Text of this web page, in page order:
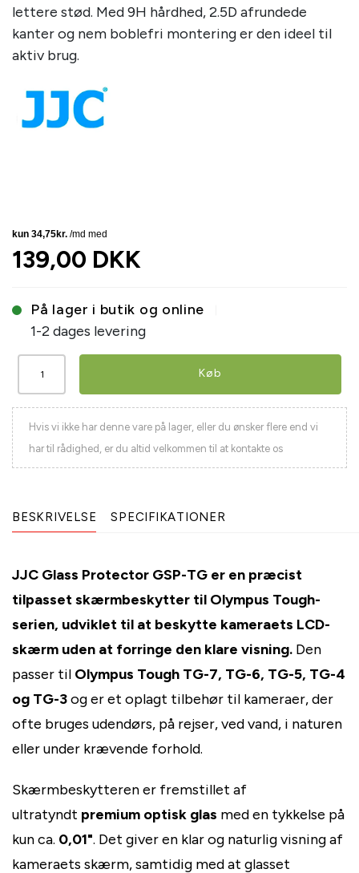
lettere stød. Med 9H hårdhed, 2.5D afrundede
kanter og nem boblefri montering er den ideel til
aktiv brug.
139,00 DKK
På lager i butik og online
1-2 dages levering
Køb
Hvis vi ikke har denne vare på lager, eller du ønsker flere end vi
har til rådighed, er du altid velkommen til at kontakte os
BESKRIVELSE SPECIFIKATIONER
JJC Glass Protector GSP-TG er en præcist
tilpasset skærmbeskytter til Olympus Tough-
serien, udviklet til at beskytte kameraets LCD-
skærm uden at forringe den klare visning. Den
passer til Olympus Tough TG-7, TG-6, TG-5, TG-4
og TG-3og er et oplagt tilbehør til kameraer, der
ofte bruges udendørs, på rejser, ved vand, i naturen
eller under krævende forhold.
Skærmbeskytteren er fremstillet af
ultratyndt premium optisk glas med en tykkelse på
kun ca. 0,01". Det giver en klar og naturlig visning af
kameraets skærm, samtidig med at glasset